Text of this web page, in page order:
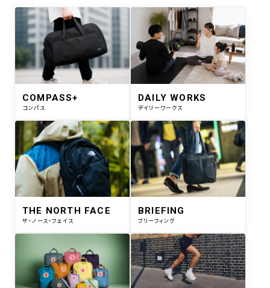
COMPASS+
コンパス
DAILY WORKS
デイリーワークス
THE NORTH FACE
ザ・ノース・フェイス
BRIEFING
ブリーフィング